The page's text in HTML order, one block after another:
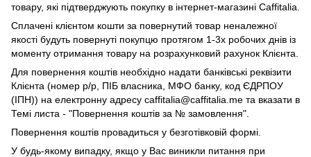
товару, які підтверджують покупку в інтернет-магазині Caffitalia.
Сплачені клієнтом кошти за повернутий товар неналежної
якості будуть повернуті покупцю протягом 1-3х робочих днів із
моменту отримання товару на розрахунковий рахунок Клієнта.
Для повернення коштів необхідно надати банківські реквізити
Клієнта (номер р/р, ПІБ власника, МФО банку, код ЄДРПОУ
(ІПН)) на електронну адресу caffitalia@caffitalia.me та вказати в
Темі листа - "Повернення коштів за № замовлення".
Повернення коштів провадиться у безготівковій формі.
У будь-якому випадку, якщо у Вас виникли питання при